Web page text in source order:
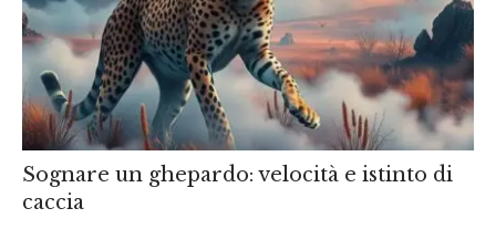
Sognare un ghepardo: velocità e istinto di
caccia